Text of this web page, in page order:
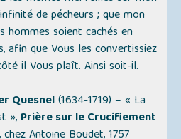
de pécheurs ; que mon
soient cachés en
afin que Vous les convertissiez
il Vous plaît. Ainsi soit-il.
Quesnel(1634-1719) –« La
», Prière sur le Crucifiement